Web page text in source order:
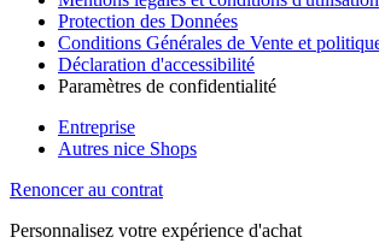
Protection des Données
Conditions Générales de Vente et
Déclaration d'accessibilité
Paramètres de confidentialité
Entreprise
Autres nice Shops
Renoncer au contrat
Personnalisez votre expérience d'achat